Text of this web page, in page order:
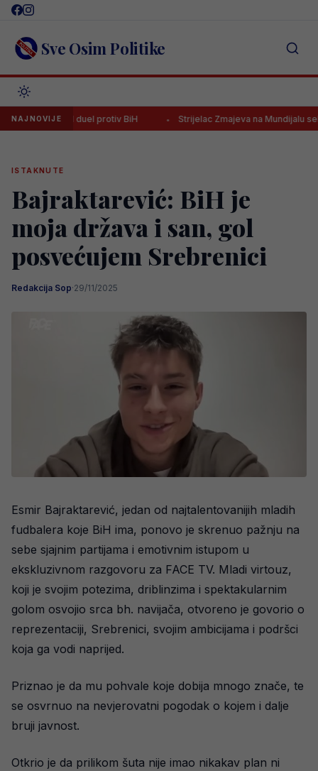
Skip
content Sve Osim Politike
NAJNOVIJE
pred duel protiv BiH Strijelac Zmajeva na Mundijalu seli u
ISTAKNUTE
Bajraktarević: BiH je
moja država i san, gol
posvećujem Srebrenici
Redakcija Sop·29/11/2025
Esmir Bajraktarević, jedan od najtalentovanijih mladih
fudbalera koje BiH ima, ponovo je skrenuo pažnju na
sebe sjajnim partijama i emotivnim istupom u
ekskluzivnom razgovoru za FACE TV. Mladi virtouz,
koji je svojim potezima, driblinzima i spektakularnim
golom osvojio srca bh. navijača, otvoreno je govorio o
reprezentaciji, Srebrenici, svojim ambicijama i podršci
koja ga vodi naprijed.
Priznao je da mu pohvale koje dobija mnogo znače, te
se osvrnuo na nevjerovatni pogodak o kojem i dalje
bruji javnost.
Otkrio je da prilikom šuta nije imao nikakav plan ni